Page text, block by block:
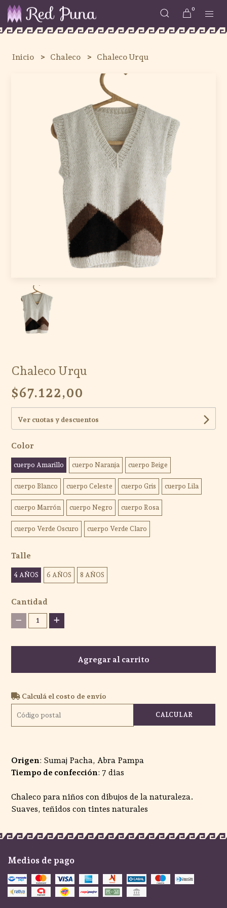
0
Inicio Chaleco Chaleco Urqu
Chaleco Urqu
$67.122,00
Ver cuotas y descuentos
Color
cuerpo Amarillo cuerpo Naranja cuerpo Beige
cuerpo Blanco cuerpo Celeste cuerpo Gris cuerpo Lila
cuerpo Marrón cuerpo Negro cuerpo Rosa
cuerpo Verde Oscuro cuerpo Verde Claro
Talle
4 AÑOS 6 AÑOS 8 AÑOS
Cantidad
1
Agregar al carrito
Calculá el costo de envío
CALCULAR
Origen: Sumaj Pacha, Abra Pampa
Tiempo de confección: 7 dias
Chaleco para niños con dibujos de la naturaleza.
Suaves, teñidos con tintes naturales
Medios de pago